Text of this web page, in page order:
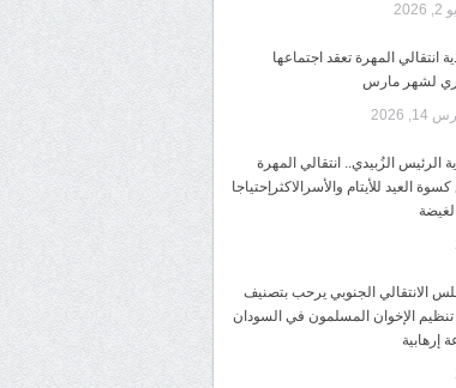
انتقالي المهرة تعقد اجتماعها
لشهر مارس
2026
الرئيس الزُبيدي.. انتقالي المهرة
العيد للأيتام والأسرالاكثرإحتياجا
الانتقالي الجنوبي يرحب بتصنيف
الإخوان المسلمون في السودان
إرهابية